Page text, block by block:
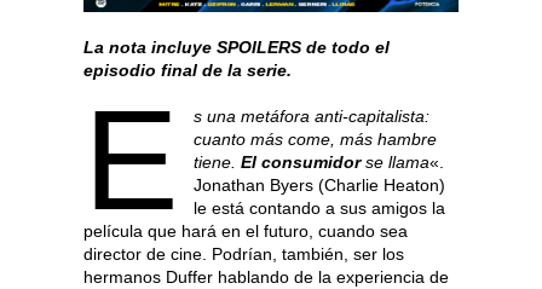
La nota incluye SPOILERS de todo el
episodio final de la serie.
E
s una metáfora anti-capitalista:
cuanto más come, más hambre
tiene. El consumidorse llama«.
Jonathan Byers (Charlie Heaton)
le está contando a sus amigos la
película que hará en el futuro, cuando sea
director de cine. Podrían, también, ser los
hermanos Duffer hablando de la experiencia de